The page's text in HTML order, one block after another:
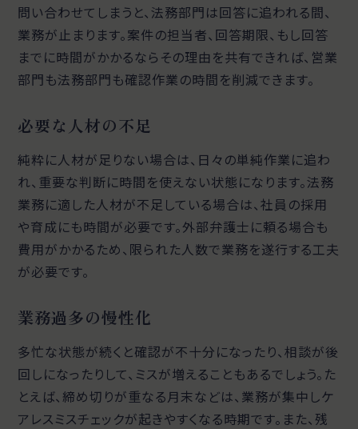
問い合わせてしまうと、法務部門は回答に追われる間、
業務が止まります。案件の担当者、回答期限、もし回答
までに時間がかかるならその理由を共有できれば、営業
部門も法務部門も確認作業の時間を削減できます。
必要な人材の不足
純粋に人材が足りない場合は、日々の単純作業に追わ
れ、重要な判断に時間を使えない状態になります。法務
業務に適した人材が不足している場合は、社員の採用
や育成にも時間が必要です。外部弁護士に頼る場合も
費用がかかるため、限られた人数で業務を遂行する工夫
が必要です。
業務過多の慢性化
多忙な状態が続くと確認が不十分になったり、相談が後
回しになったりして、ミスが増えることもあるでしょう。た
とえば、締め切りが重なる月末などは、業務が集中しケ
アレスミスチェックが起きやすくなる時期です。また、残